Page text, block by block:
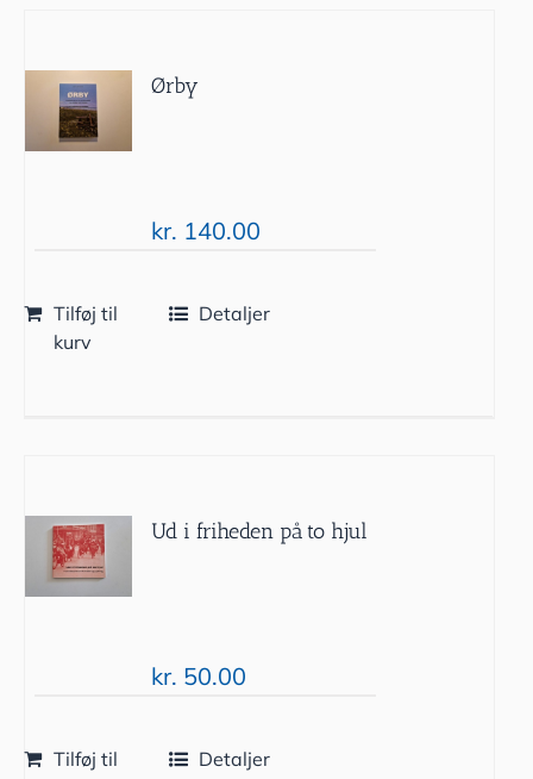
Ørby
kr. 140.00
Tilføj til
kurv
Detaljer
Ud i friheden på to hjul
kr. 50.00
Tilføj til
Detaljer